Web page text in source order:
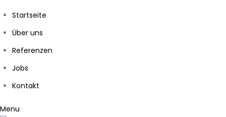
Startseite
Über uns
Referenzen
Jobs
Kontakt
Menu